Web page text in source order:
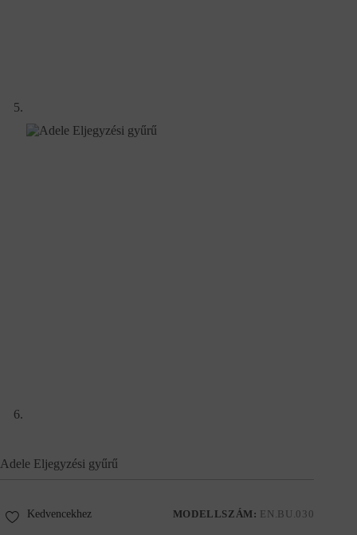
Adele Eljegyzési gyűrű
MODELLSZÁM: EN.BU.030
Kedvencekhez